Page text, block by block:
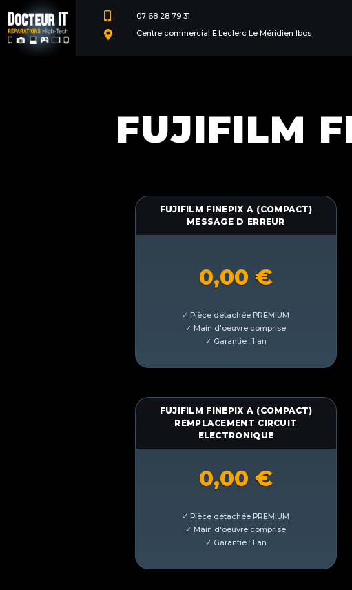
 07 68 28 79 31
 Centre commercial E.Leclerc Le Méridien Ibos
FUJIFILM
FUJIFILM FINEPIX A (COMPACT)
MESSAGE D ERREUR
0,00 €
FUJIFILM FINEPIX A (COMPACT)
REMPLACEMENT CIRCUIT
ELECTRONIQUE
0,00 €